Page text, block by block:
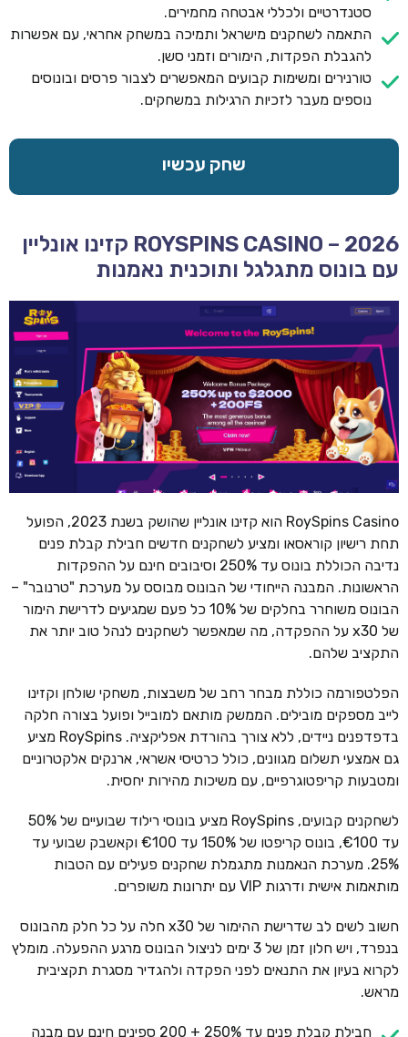
סטנדרטיים ולכללי אבטחה מחמירים.
התאמה לשחקנים מישראל ותמיכה במשחק אחראי, עם אפשרות
להגבלת הפקדות, הימורים וזמני סשן.
טורנירים ומשימות קבועים המאפשרים לצבור פרסים ובונוסים
נוספים מעבר לזכיות הרגילות במשחקים.
שחק עכשיו
ROYSPINS CASINO – 2026 קזינו אונליין
עם בונוס מתגלגל ותוכנית נאמנות
RoySpins Casino הוא קזינו אונליין שהושק בשנת 2023, הפועל
תחת רישיון קוראסאו ומציע לשחקנים חדשים חבילת קבלת פנים
נדיבה הכוללת בונוס עד 250% וסיבובים חינם על ההפקדות
הראשונות. המבנה הייחודי של הבונוס מבוסס על מערכת "טרנובר" –
הבונוס משוחרר בחלקים של 10% כל פעם שמגיעים לדרישת הימור
של x30 על ההפקדה, מה שמאפשר לשחקנים לנהל טוב יותר את
התקציב שלהם.
הפלטפורמה כוללת מבחר רחב של משבצות, משחקי שולחן וקזינו
לייב מספקים מובילים. הממשק מותאם למובייל ופועל בצורה חלקה
בדפדפנים ניידים, ללא צורך בהורדת אפליקציה. RoySpins מציע
גם אמצעי תשלום מגוונים, כולל כרטיסי אשראי, ארנקים אלקטרוניים
ומטבעות קריפטוגרפיים, עם משיכות מהירות יחסית.
לשחקנים קבועים, RoySpins מציע בונוסי רילוד שבועיים של 50%
עד €100, בונוס קריפטו של 150% עד €100 וקאשבק שבועי עד
25%. מערכת הנאמנות מתגמלת שחקנים פעילים עם הטבות
מותאמות אישית ודרגות VIP עם יתרונות משופרים.
חשוב לשים לב שדרישת ההימור של x30 חלה על כל חלק מהבונוס
בנפרד, ויש חלון זמן של 3 ימים לניצול הבונוס מרגע ההפעלה. מומלץ
לקרוא בעיון את התנאים לפני הפקדה ולהגדיר מסגרת תקציבית
מראש.
חבילת קבלת פנים עד 250% + 200 ספינים חינם עם מבנה